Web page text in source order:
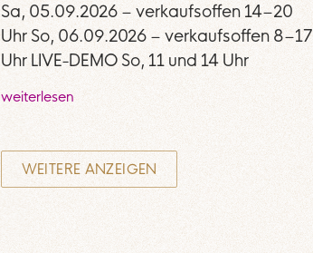
Sa, 05.09.2026 – verkaufsoffen 14–20
Uhr So, 06.09.2026 – verkaufsoffen 8–17
Uhr LIVE-DEMO So, 11 und 14 Uhr
weiterlesen
WEITERE ANZEIGEN